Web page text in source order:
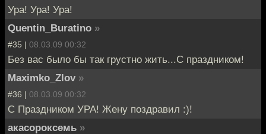
Ура! Ура! Ура!
Quentin_Buratino »
#35 | 08.03.09 00:32
Без вас было бы так грустно жить...С праздником!
Maximko_Zlov »
#36 | 08.03.09 00:32
С Праздником УРА! Жену поздравил :)!
акасороксемь »